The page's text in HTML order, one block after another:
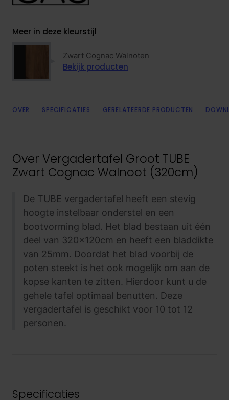
Meer in deze kleurstijl
Zwart Cognac Walnoten
Bekijk producten
OVER SPECIFICATIES GERELATEERDE PRODUCTEN
Over Vergadertafel Groot TUBE
Zwart Cognac Walnoot (320cm)
De TUBE vergadertafel heeft een stevig
hoogte instelbaar onderstel en een
bootvorming blad. Het blad bestaan uit één
deel van 320x120cm en heeft een bladdikte
van 25mm. Doordat het blad voorbij de
poten steekt is het ook mogelijk om aan de
kopse kanten te zitten. Hierdoor kunt u de
gehele tafel optimaal benutten. Deze
vergadertafel is geschikt voor 10 tot 12
personen.
Specificaties